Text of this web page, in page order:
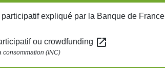
participatif expliqué par la Banque de France
ou crowdfunding open_in_new
consommation (INC)